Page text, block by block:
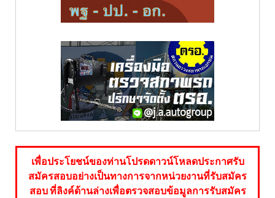
เพื่อประโยชน์ของท่านโปรดดาวน์โหลดประกาศรับ
สมัครสอบอย่างเป็นทางการจากหน่วยงานที่รับสมัคร
สอบ ที่ลิงค์ด้านล่างเพื่อตรวจสอบข้อมูลการรับสมัคร